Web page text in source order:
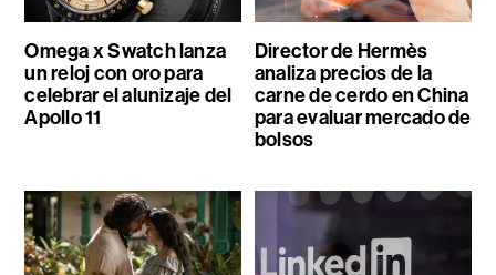
Omega x Swatch lanza
un reloj con oro para
celebrar el alunizaje del
Apollo 11
Director de Hermès
analiza precios de la
carne de cerdo en China
para evaluar mercado de
bolsos